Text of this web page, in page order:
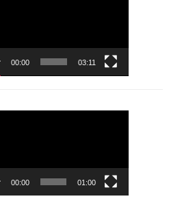
00:00 03:11
00:00 01:00